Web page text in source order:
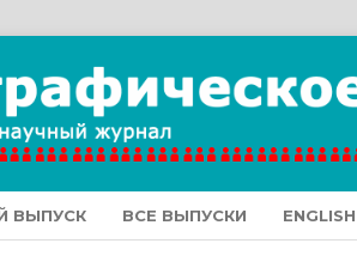
ВЫПУСК ВСЕ ВЫПУСКИ